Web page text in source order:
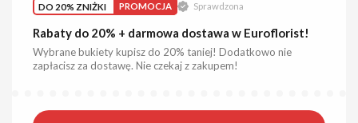
DO 20% ZNIŻKI PROMOCJA Sprawdzona
Rabaty do 20% + darmowa dostawa w Euroflorist!
Wybrane bukiety kupisz do 20% taniej! Dodatkowo nie
zapłacisz za dostawę. Nie czekaj z zakupem!